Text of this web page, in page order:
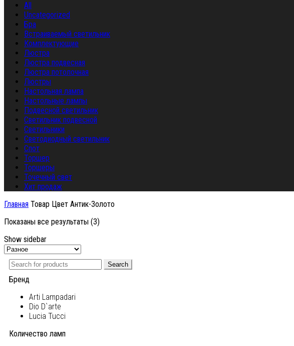
All
Uncategorized
Бра
Встраиваемый светильник
Комплектующие
Люстра
Люстра подвесная
Люстра потолочная
Люстры
Настольная лампа
Настольные лампы
Подвесной светильник
Светильник подвесной
Светильники
Светодиодный светильник
Спот
Торшер
Торшеры
Точечный свет
Хит продаж
Главная Товар Цвет Антик-Золото
Показаны все результаты (3)
Show sidebar
Search
Бренд
Arti Lampadari
Dio D`arte
Lucia Tucci
Количество ламп